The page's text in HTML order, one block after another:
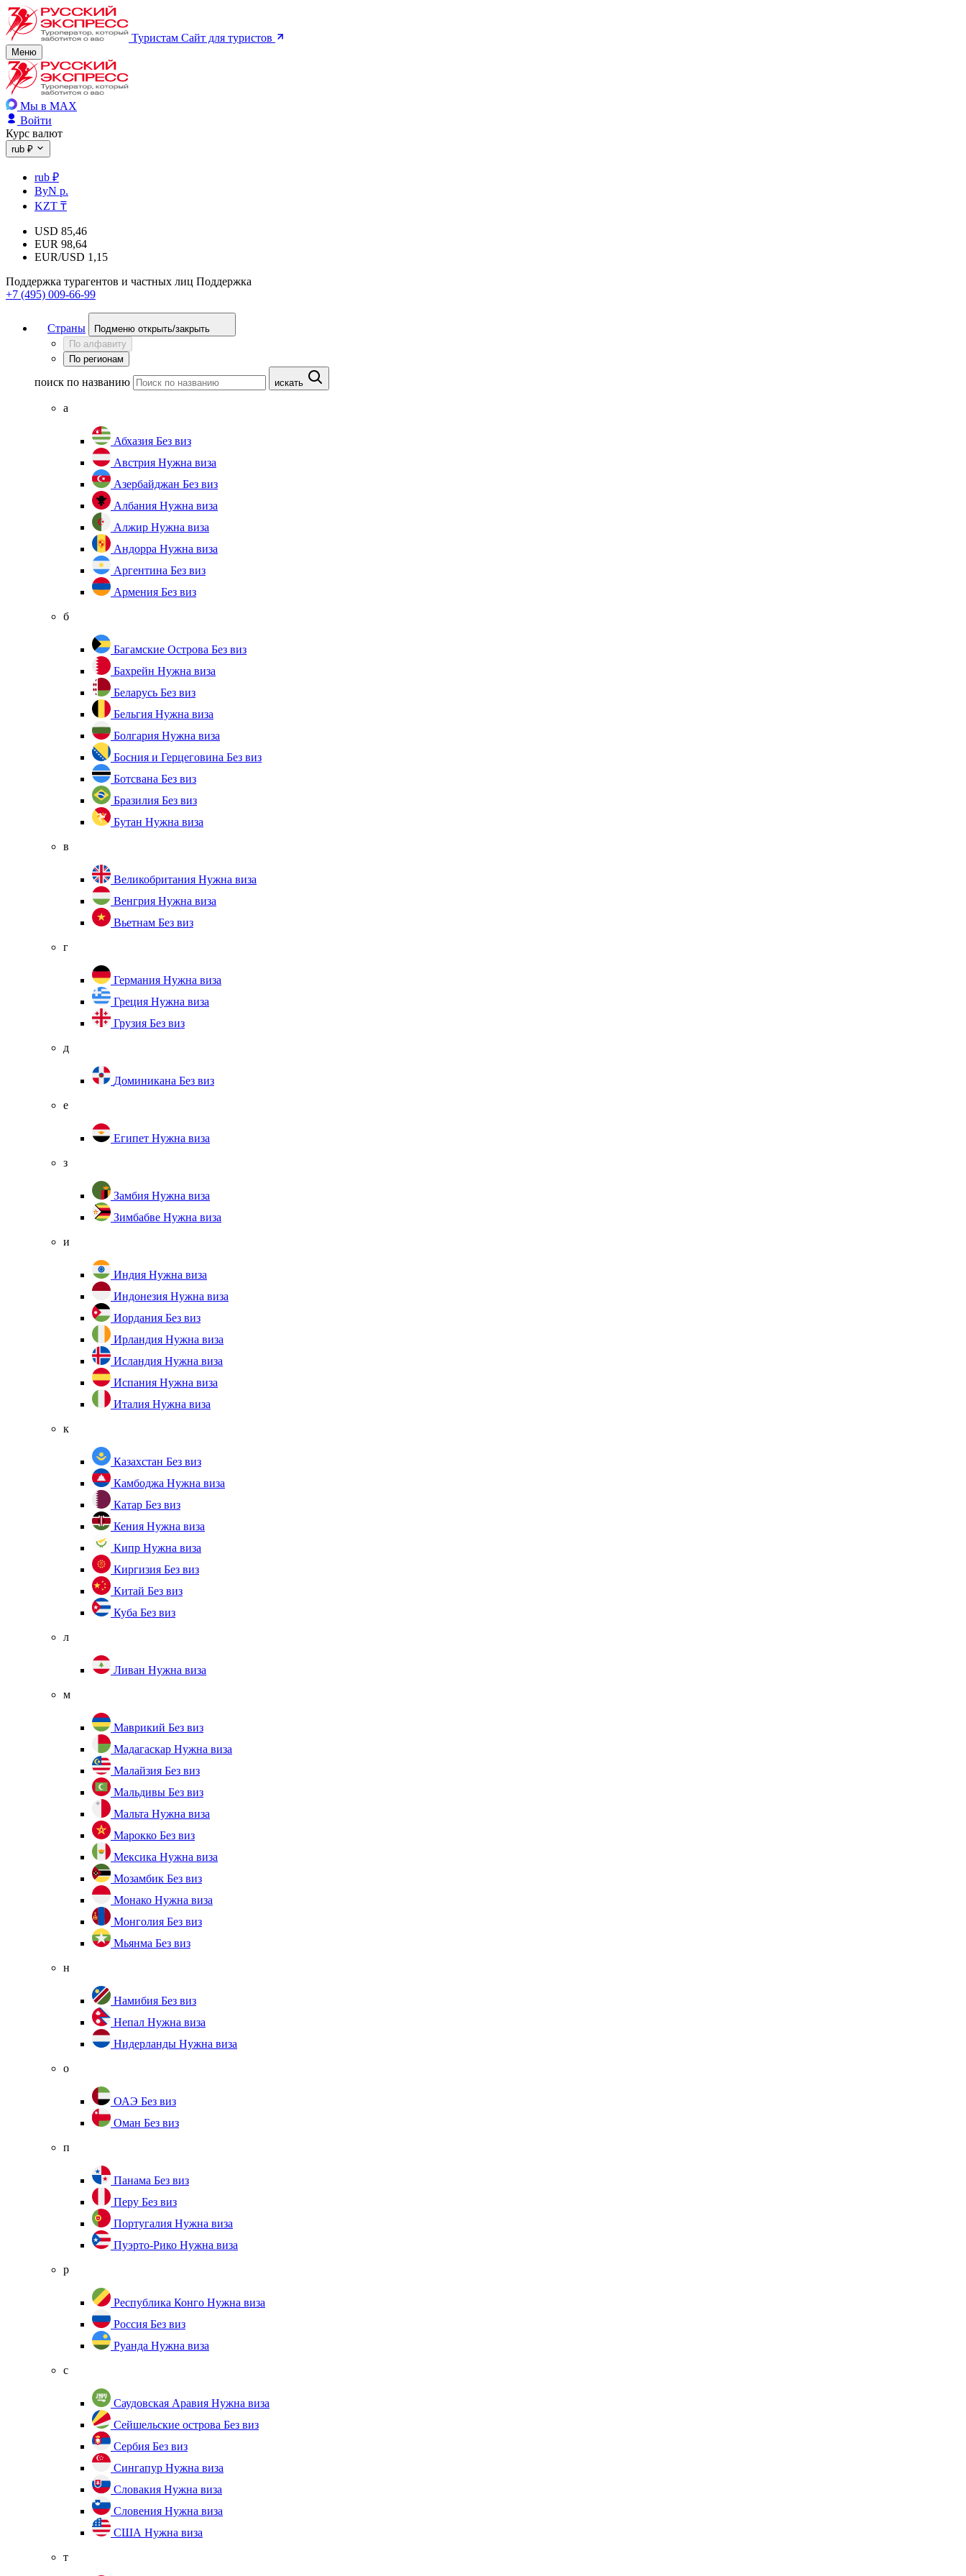
Туристам Сайт для туристов
Меню
Мы в MAX
Войти
Курс валют
rub ₽
rub ₽
ByN р.
KZT ₸
USD 85,46
EUR 98,64
EUR/USD 1,15
Поддержка турагентов и частных лиц Поддержка
+7 (495) 009-66-99
Страны
Подменю открыть/закрыть
По алфавиту
По регионам
поиск по названию искать
а
Абхазия Без виз
Австрия Нужна виза
Азербайджан Без виз
Албания Нужна виза
Алжир Нужна виза
Андорра Нужна виза
Аргентина Без виз
Армения Без виз
б
Багамские Острова Без виз
Бахрейн Нужна виза
Беларусь Без виз
Бельгия Нужна виза
Болгария Нужна виза
Босния и Герцеговина Без виз
Ботсвана Без виз
Бразилия Без виз
Бутан Нужна виза
в
Великобритания Нужна виза
Венгрия Нужна виза
Вьетнам Без виз
г
Германия Нужна виза
Греция Нужна виза
Грузия Без виз
д
Доминикана Без виз
е
Египет Нужна виза
з
Замбия Нужна виза
Зимбабве Нужна виза
и
Индия Нужна виза
Индонезия Нужна виза
Иордания Без виз
Ирландия Нужна виза
Исландия Нужна виза
Испания Нужна виза
Италия Нужна виза
к
Казахстан Без виз
Камбоджа Нужна виза
Катар Без виз
Кения Нужна виза
Кипр Нужна виза
Киргизия Без виз
Китай Без виз
Куба Без виз
л
Ливан Нужна виза
м
Маврикий Без виз
Мадагаскар Нужна виза
Малайзия Без виз
Мальдивы Без виз
Мальта Нужна виза
Марокко Без виз
Мексика Нужна виза
Мозамбик Без виз
Монако Нужна виза
Монголия Без виз
Мьянма Без виз
н
Намибия Без виз
Непал Нужна виза
Нидерланды Нужна виза
о
ОАЭ Без виз
Оман Без виз
п
Панама Без виз
Перу Без виз
Португалия Нужна виза
Пуэрто-Рико Нужна виза
р
Республика Конго Нужна виза
Россия Без виз
Руанда Нужна виза
с
Саудовская Аравия Нужна виза
Сейшельские острова Без виз
Сербия Без виз
Сингапур Нужна виза
Словакия Нужна виза
Словения Нужна виза
США Нужна виза
т